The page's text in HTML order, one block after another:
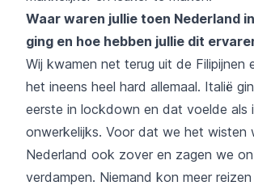
Waar waren jullie toen Nederland
ging en hoe hebben jullie dit
Wij kwamen net terug uit de Filipijnen
het ineens heel hard allemaal. Italië
eerste in lockdown en dat voelde als
onwerkelijks. Voor dat we het wisten
Nederland ook zover en zagen we
verdampen. Niemand kon meer